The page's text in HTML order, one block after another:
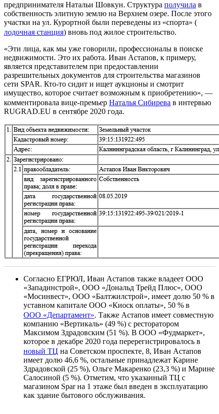
предпринимателя Натальи Шовкун. Структура получила в
собственность элитную землю на Верхнем озере. После этого
участки на ул. Курортной были переведены из «спорта» (
лодочная станция) вновь под жилое строительство.
«Эти лица, как мы уже говорили, профессионалы в поиске
недвижимости. Это их работа. Иван Астапов, к примеру,
является представителем при предоставлении
разрешительных документов для строительства магазинов
сети SPAR. Кто-то сидит и ищет аукционы и смотрит
имущество, которое считает возможным к приобретению», —
комментировала вице-премьер Наталья Сибирева в интервью
RUGRAD.EU в сентябре 2020 года.
Согласно ЕГРЮЛ, Иван Астапов также владеет ООО
«Западинстрой», ООО «Дональд Трейд Плюс», ООО
«Мосинвест», ООО «Балтжилстрой», имеет долю 50 % в
уставном капитале ООО «Киоск оплаты», 50 % в
ООО «Департамент». Также Астапов имеет совместную
компанию «Вертикаль» (49 %) с ресторатором
Максимом Здрадовским (51 %). В ООО «Фудмаркет»,
которое в декабре 2020 года перерегистрировалось в
новый ТЦ на Советском проспекте, 8, Иван Астапов
имеет долю 46,6 %, остальные принадлежат Карине
Здрадовской (25 %), Ольге Макаренко (23,3 %) и Марине
Салосиной (5 %). Отметим, что указанный ТЦ с
магазином Spar на 1 этаже был введен в эксплуатацию
как здание бытового обслуживания.